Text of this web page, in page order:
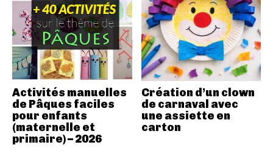
Activités manuelles
de Pâques faciles
pour enfants
(maternelle et
primaire) – 2026
Création d’un clown
de carnaval avec
une assiette en
carton